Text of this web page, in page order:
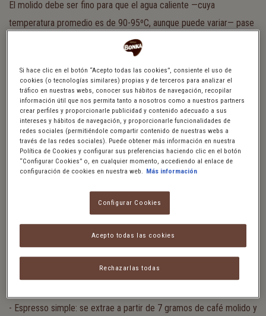
El molido debe ser fino para que el agua caliente —cuya
temperatura promedio es de 90-95ºC, aunque puede variar— pase
a presión y extraiga los olores y sabores del grano. Si el molido es
muy grueso, el resultado final será una bebida aguada y con poco
sabor.
TIPOS DE CAFÉ ESPRESSO
Podemos diferenciar entre diferentestipos de café espresso
según cuál sea la concentración de café que utilicemos en su
- Espresso simple: se extrae a partir de 7 gramos de café molido y
se obtienen 25 ml. de bebida.
- Espresso simple: se extrae a partir de 7 gramos de café molido y
Si hace clic en el botón “Acepto todas las cookies”, consiente el uso de
cookies (o tecnologías similares) propias y de terceros para analizar el
tráfico en nuestras webs, conocer sus hábitos de navegación, recopilar
información útil que nos permita tanto a nosotros como a nuestros partners
crear perfiles y proporcionarle publicidad y contenido adecuado a sus
intereses y hábitos de navegación, y proporcionarle funcionalidades de
redes sociales (permitiéndole compartir contenido de nuestras webs a
través de las redes sociales). Puede obtener más información en nuestra
Política de Cookies y configurar sus preferencias haciendo clic en el botón
“Configurar Cookies” o, en cualquier momento, accediendo al enlace de
configuración de cookies en nuestra web. Más información
Configurar Cookies
Rechazarlas todas
Acepto todas las cookies